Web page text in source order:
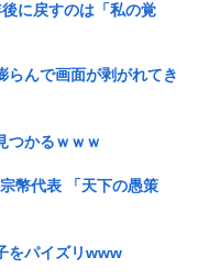
に戻すのは「私の覚
らんで画面が剥がれてき
つかるｗｗｗ
幣代表 「天下の愚策
をパイズリwww